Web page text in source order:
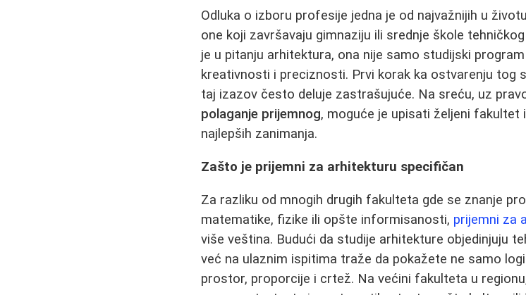
Odluka o izboru profesije jedna je od najvažnijih u
one koji završavaju gimnaziju ili srednje škole
je u pitanju arhitektura, ona nije samo studijski
kreativnosti i preciznosti. Prvi korak ka ostvarenju tog
taj izazov često deluje zastrašujuće. Na sreću, uz
polaganje prijemnog, moguće je upisati željeni fakultet
najlepših zanimanja.
Zašto je prijemni za arhitekturu specifičan
Za razliku od mnogih drugih fakulteta gde se znanje
matematike, fizike ili opšte informisanosti, prijemni za
više veština. Budući da studije arhitekture objedinjuju
već na ulaznim ispitima traže da pokažete ne samo
prostor, proporcije i crtež. Na većini fakulteta u